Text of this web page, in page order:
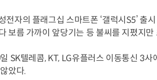
전자의 플래그십 스마트폰 ‘갤럭시S5’ 출
보름 가까이 앞당기는 등 불씨를 지폈지
SK텔레콤, KT, LG유플러스 이동통신 3
았다.